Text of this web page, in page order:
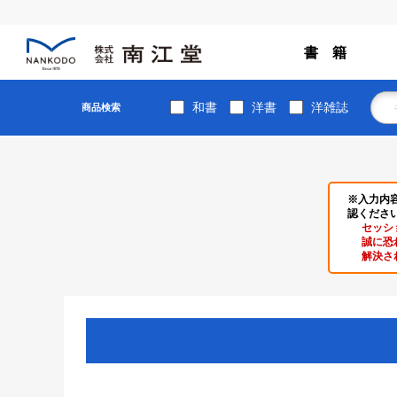
書 籍
商品検索 和書 洋書 洋雑誌
※入力内
認くださ
セッシ
誠に恐
解決さ